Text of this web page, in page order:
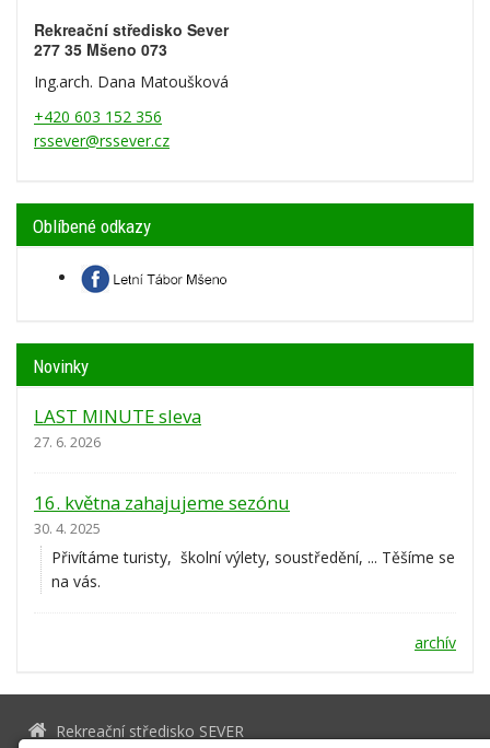
Rekreační středisko Sever
277 35 Mšeno 073
Ing.arch. Dana Matoušková
+420 603 152 356
rssever@rssever.cz
Oblíbené odkazy
Novinky
LAST MINUTE sleva
27. 6. 2026
16. května zahajujeme sezónu
30. 4. 2025
Přivítáme turisty, školní výlety, soustředění, ... Těšíme se
na vás.
archív
Rekreační středisko SEVER